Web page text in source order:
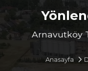
Arnavutköy
Anasayfa